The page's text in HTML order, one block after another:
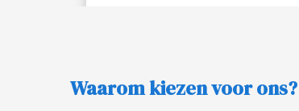
Waarom kiezen voor ons?